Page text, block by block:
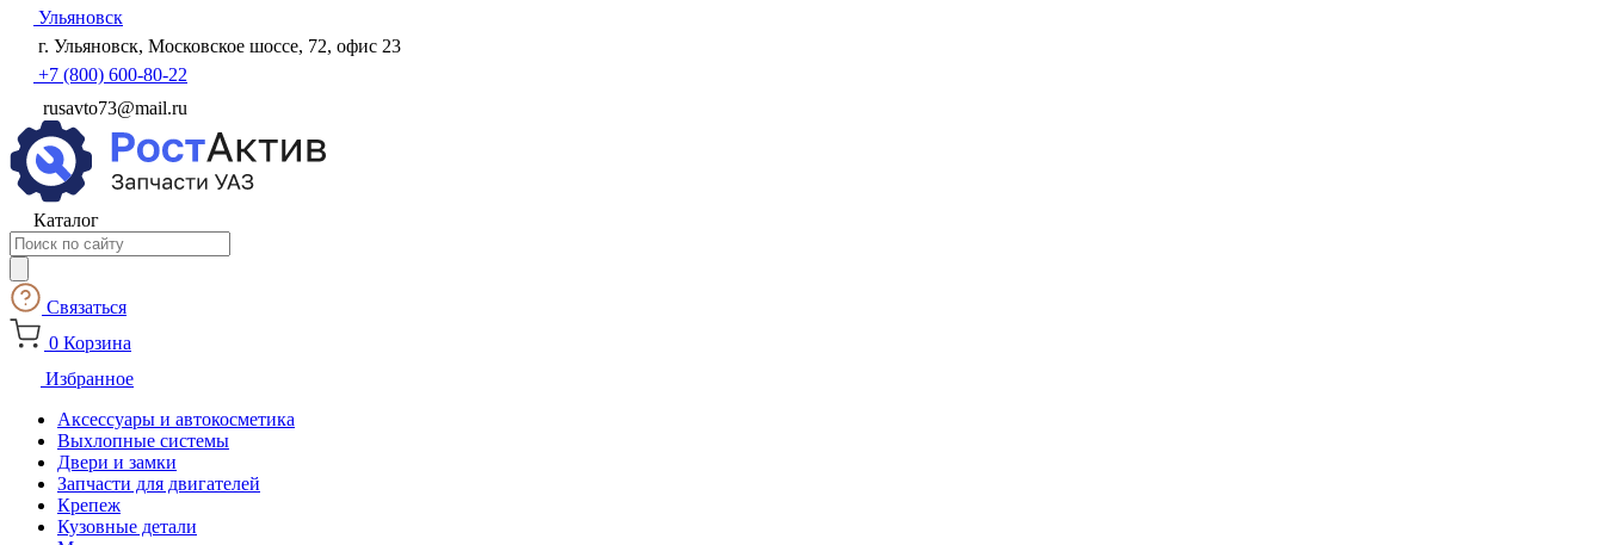
Ульяновск
г. Ульяновск, Московское шоссе, 72, офис 23
+7 (800) 600-80-22
rusavto73@mail.ru
Каталог
Поиск
товаров
Связаться
0 Корзина
Избранное
Аксессуары и автокосметика
Выхлопные системы
Двери и замки
Запчасти для двигателей
Крепеж
Кузовные детали